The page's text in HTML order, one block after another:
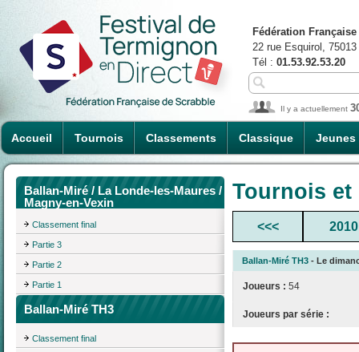
Accueil Tournois Classements Classique Jeunes
Fédération
22 rue Esquirol,
Tél : 01.53.92.53.20
Il y a actuellement
Ballan-Miré / La Londe-les-Maures /
Magny-en-Vexin
Classement final
Partie 3
Partie 2
Partie 1
Ballan-Miré TH3
Classement final
Tournois
<<< 2010
Ballan-Miré TH3 - Le
Joueurs : 54
Joueurs par série :